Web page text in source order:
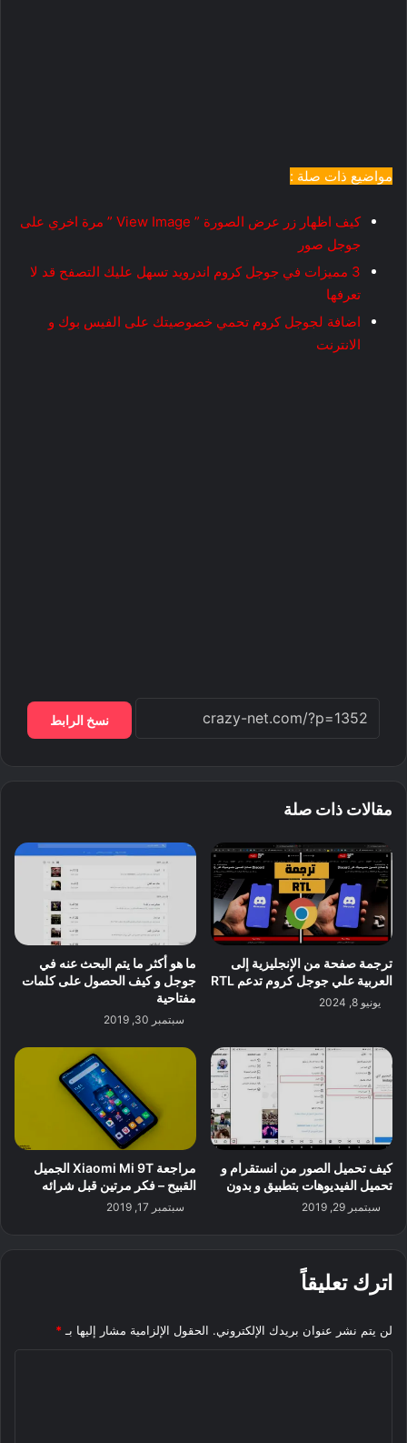
مواضيع ذات صلة :
كيف اظهار زر عرض الصورة ” View Image ” مرة اخري على
جوجل صور
3 مميزات في جوجل كروم اندرويد تسهل عليك التصفح قد لا
تعرفها
اضافة لجوجل كروم تحمي خصوصيتك على الفيس بوك و
الانترنت
نسخ الرابط
مقالات ذات صلة
ترجمة صفحة من الإنجليزية إلى
العربية علي جوجل كروم تدعم RTL
يونيو 8, 2024
ما هو أكثر ما يتم البحث عنه في
جوجل و كيف الحصول على كلمات
مفتاحية
سبتمبر 30, 2019
كيف تحميل الصور من انستقرام و
تحميل الفيديوهات بتطبيق و بدون
سبتمبر 29, 2019
مراجعة Xiaomi Mi 9T الجميل
القبيح – فكر مرتين قبل شرائه
سبتمبر 17, 2019
اترك تعليقاً
لن يتم نشر عنوان بريدك الإلكتروني. الحقول الإلزامية مشار إليها بـ *